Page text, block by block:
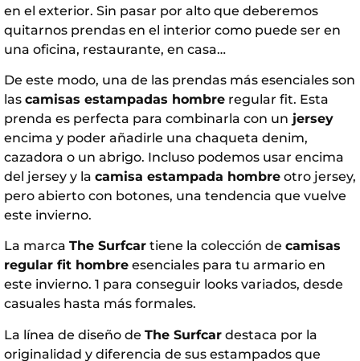
en el exterior. Sin pasar por alto que deberemos
quitarnos prendas en el interior como puede ser en
una oficina, restaurante, en casa…
De este modo, una de las prendas más esenciales son
las camisas estampadas hombre regular fit. Esta
prenda es perfecta para combinarla con un jersey
encima y poder añadirle una chaqueta denim,
cazadora o un abrigo. Incluso podemos usar encima
del jersey y la camisa estampada hombre otro jersey,
pero abierto con botones, una tendencia que vuelve
este invierno.
La marca The Surfcar tiene la colección de camisas
regular fit hombre esenciales para tu armario en
este invierno. 1 para conseguir looks variados, desde
casuales hasta más formales.
La línea de diseño de The Surfcar destaca por la
originalidad y diferencia de sus estampados que